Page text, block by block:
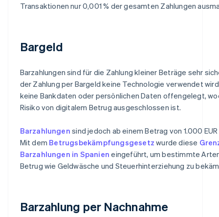
Transaktionen nur 0,001 % der gesamten Zahlungen
Bargeld
Barzahlungen sind für die Zahlung kleiner Beträge sehr
der Zahlung per Bargeld keine Technologie verwendet
keine Bankdaten oder persönlichen Daten offengelegt,
Risiko von digitalem Betrug ausgeschlossen ist.
Barzahlungen sind jedoch ab einem Betrag von 1.000
Mit dem Betrugsbekämpfungsgesetz wurde diese
Barzahlungen in Spanien eingeführt, um bestimmte
Betrug wie Geldwäsche und Steuerhinterziehung zu
Barzahlung per Nachnahme